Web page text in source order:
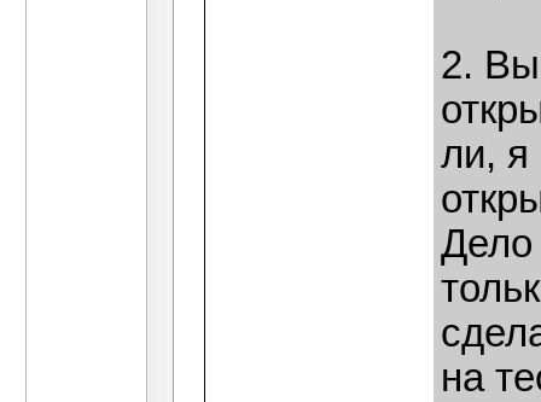
2. Вы
ли, я
Дело
на